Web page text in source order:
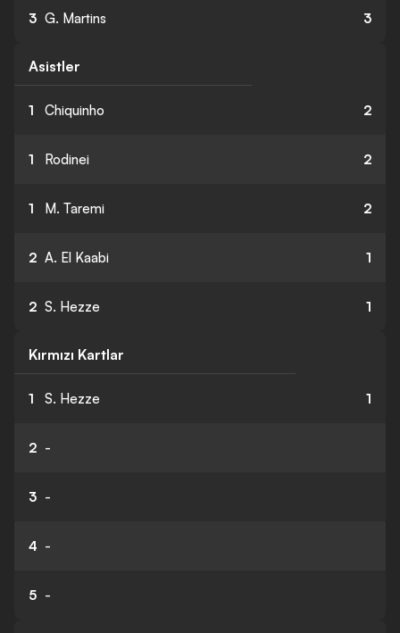
3 G. Martins 3
Asistler
1 Chiquinho 2
1 Rodinei 2
1 M. Taremi 2
2 A. El Kaabi 1
2 S. Hezze 1
Kırmızı Kartlar
1 S. Hezze 1
2 -
3 -
4 -
5 -